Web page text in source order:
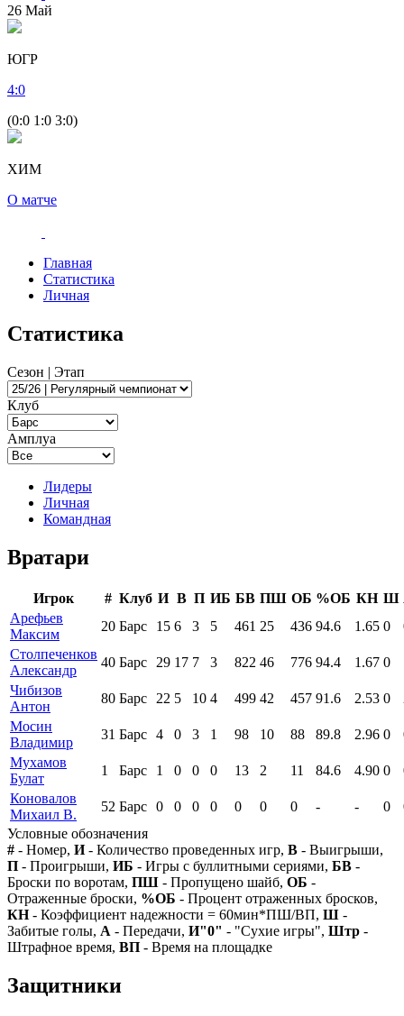
26 Май
ЮГР
4:0
(0:0 1:0 3:0)
ХИМ
О матче
Главная
Статистика
Личная
Статистика
Сезон | Этап
Клуб
Амплуа
Лидеры
Личная
Командная
Вратари
Игрок # Клуб И В П ИБ БВ ПШ ОБ %ОБ КН Ш
Арефьев
Максим
20 Барс 15 6 3 5 461 25 436 94.6 1.65 0
Столпеченков
Александр
40 Барс 29 17 7 3 822 46 776 94.4 1.67 0
Чибизов
Антон
80 Барс 22 5 10 4 499 42 457 91.6 2.53 0
Мосин
Владимир
31 Барс 4 0 3 1 98 10 88 89.8 2.96 0
Мухамов
Булат
1 Барс 1 0 0 0 13 2 11 84.6 4.90 0
Коновалов
Михаил В.
52 Барс 0 0 0 0 0 0 0 - - 0
Условные обозначения
# - Номер, И- Количество проведенных игр, В - Выигрыши,
П - Проигрыши, ИБ - Игры с буллитными сериями, БВ -
Броски по воротам, ПШ - Пропущено шайб, ОБ -
Отраженные броски, %ОБ - Процент отраженных бросков,
КН- Коэффициент надежности = 60мин*ПШ/ВП, Ш -
Забитые голы, А - Передачи, И"0" - "Сухие игры", Штр -
Штрафное время, ВП - Время на площадке
Защитники